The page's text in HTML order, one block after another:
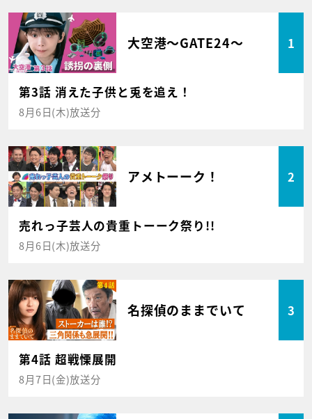
大空港～GATE24～ 1
第3話 消えた子供と兎を追え！
8月6日(木)放送分
アメトーーク！ 2
売れっ子芸人の貴重トーーク祭り!!
8月6日(木)放送分
名探偵のままでいて 3
第4話 超戦慄展開
8月7日(金)放送分